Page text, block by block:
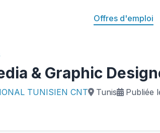
Offres d'emploi
& Graphic
TUNISIEN CNT Tunis Publiée